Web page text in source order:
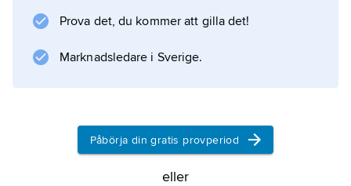
bilder blev han en föregångare för
surrealismen
Information om artikeln
Prova det, du kommer att gilla det!
Marknadsledare i Sverige.
Påbörja din gratis provperiod
eller